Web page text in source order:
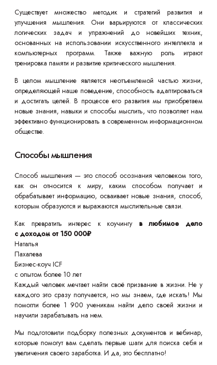
Существует множество методик и стратегий развития и
улучшения мышления. Они варьируются от классических
логических задач и упражнений до новейших техник,
основанных на использовании искусственного интеллекта и
компьютерных программ. Также важную роль играют
тренировка памяти и развитие критического мышления.
В целом мышление является неотъемлемой частью жизни,
определяющей наше поведение, способность адаптироваться
и достигать целей. В процессе его развития мы приобретаем
новые знания, навыки и способы мыслить, что позволяет нам
эффективно функционировать в современном информационном
обществе.
Способы мышления
Способ мышления — это способ осознания человеком того,
как он относится к миру, каким способом получает и
обрабатывает информацию, осваивает новые знания, способ,
которым образуются и выражаются мыслительные связи.
Как превратить интерес к коучингу в любимое дело
с доходом от 150 000₽
Наталья
Пахалева
Бизнес-коуч ICF
с опытом более 10 лет
Каждый человек мечтает найти своё призвание в жизни. Не у
каждого это сразу получается, но мы знаем, где искать! Мы
помогли более 1 900 ученикам найти дело своей жизни и
научили зарабатывать на нем.
Мы подготовили подборку полезных документов и вебинар,
которые помогут вам сделать первые шаги для поиска себя и
увеличения своего заработка. И да, это бесплатно!